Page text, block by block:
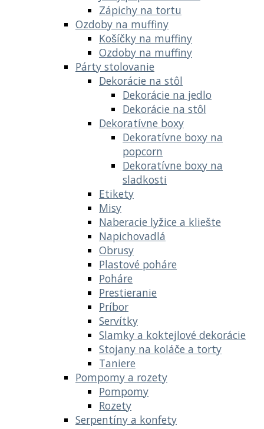
Zápichy na tortu
Ozdoby na muffiny
Košíčky na muffiny
Ozdoby na muffiny
Párty stolovanie
Dekorácie na stôl
Dekorácie na jedlo
Dekorácie na stôl
Dekoratívne boxy
Dekoratívne boxy na
popcorn
Dekoratívne boxy na
sladkosti
Etikety
Misy
Naberacie lyžice a kliešte
Napichovadlá
Obrusy
Plastové poháre
Poháre
Prestieranie
Príbor
Servítky
Slamky a koktejlové dekorácie
Stojany na koláče a torty
Taniere
Pompomy a rozety
Pompomy
Rozety
Serpentíny a konfety